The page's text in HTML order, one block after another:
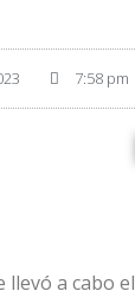
7:58 pm
llevó a